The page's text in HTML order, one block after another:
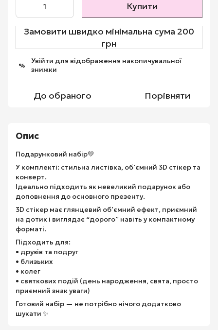
Купити
Замовити швидко мінімальна сума 200
грн
% Увійти для відображення накопичувальної
знижки
До обраного Порівняти
Опис
Подарунковий набір💛
У комплекті: стильна листівка, об’ємний 3D стікер та
конверт.
Ідеально підходить як невеликий подарунок або
доповнення до основного презенту.
3D стікер має глянцевий об’ємний ефект, приємний
на дотик і виглядає “дорого” навіть у компактному
форматі.
Підходить для:
• друзів та подруг
• близьких
• колег
• святкових подій (день народження, свята, просто
приємний знак уваги)
Готовий набір — не потрібно нічого додатково
шукати ✨